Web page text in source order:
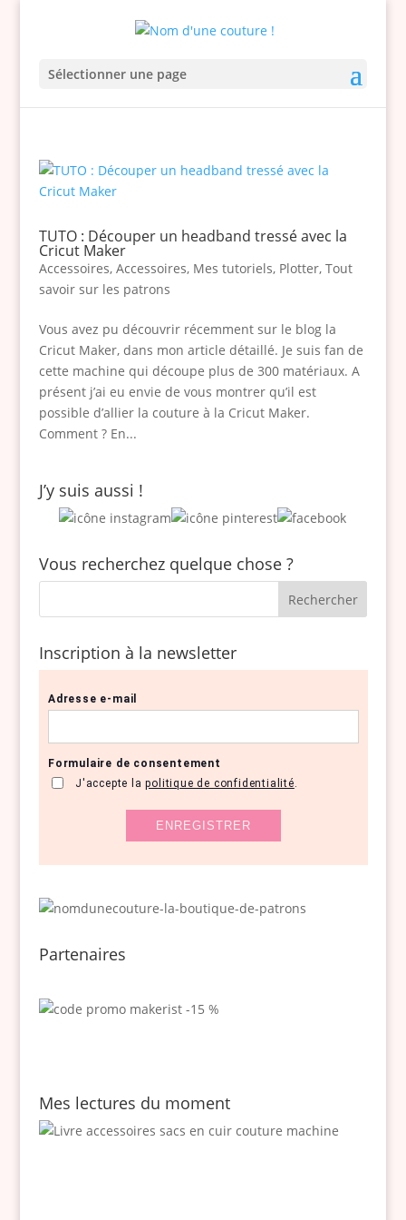
Sélectionner une page
TUTO : Découper un headband tressé avec la
Cricut Maker
Accessoires, Accessoires, Mes tutoriels, Plotter, Tout
savoir sur les patrons
Vous avez pu découvrir récemment sur le blog la
Cricut Maker, dans mon article détaillé. Je suis fan de
cette machine qui découpe plus de 300 matériaux. A
présent j’ai eu envie de vous montrer qu’il est
possible d’allier la couture à la Cricut Maker.
Comment ? En...
J’y suis aussi !
Vous recherchez quelque chose ?
Inscription à la newsletter
Partenaires
Mes lectures du moment